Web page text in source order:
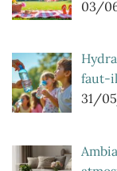
03/
faut-
31/